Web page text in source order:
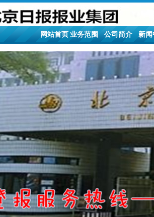
网站首页 业务范围 公司简介 新闻